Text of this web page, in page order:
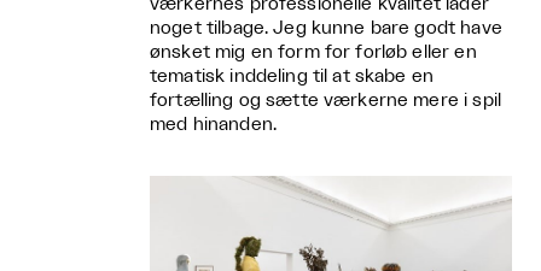
værkernes professionelle kvalitet lader
noget tilbage. Jeg kunne bare godt have
ønsket mig en form for forløb eller en
tematisk inddeling til at skabe en
fortælling og sætte værkerne mere i spil
med hinanden.